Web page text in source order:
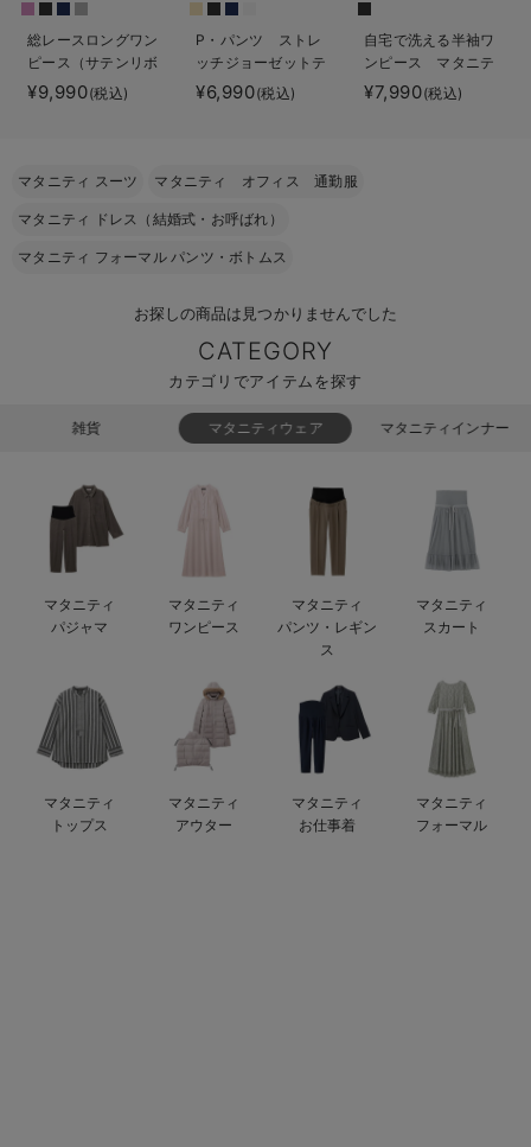
erbaviva（エルバビーバ）
安心の日本製。先輩ママが買ってよかった！本当に必要な出産準備品
買って正解！高評価レビューアイテム
Gift Selection 出産祝い
ロンパースはいつからいつまで使う？選ぶポイントも解説！
保育園・入園準備特集
入院準備の持ち物チェック
総レースロングワン
ピース（サテンリボ
ンベルト付） マタ
ニティ・授乳服【出
¥9,990(税込)
P・パンツ ストレ
ッチジョーゼットテ
ーパード
¥6,990(税込)
自宅で洗える半袖ワ
ンピース マタニテ
ィ・授乳服【出産後
も長く使える】
¥7,990(税込)
マタニティ スーツ マタニティ オフィス 通勤服
マタニティ ドレス（結婚式・お呼ばれ）
マタニティ フォーマル パンツ・ボトムス
お探しの商品は見つかりませんでした
CATEGORY
カテゴリでアイテムを探す
雑貨 マタニティウェア マタニティインナー
マタニティ
パジャマ
マタニティ
ワンピース
マタニティ
パンツ・レギン
ス
マタニティ
スカート
マタニティ
トップス
マタニティ
アウター
マタニティ
お仕事着
マタニティ
フォーマル